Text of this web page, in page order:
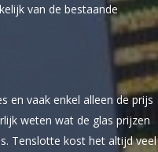
van de bestaande
en vaak enkel alleen de prijs
weten wat de glas prijzen
Tenslotte kost het altijd veel